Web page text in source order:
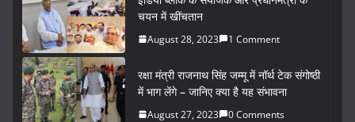
चयन में खींचतान
August 28, 2023 1 Comment
रक्षा मंत्री राजनाथ सिंह जम्मू में नॉर्थ टेक संगोष्ठी
में भाग लेंगे – जानिए क्या है यह संभावना
August 27, 2023 0 Comments